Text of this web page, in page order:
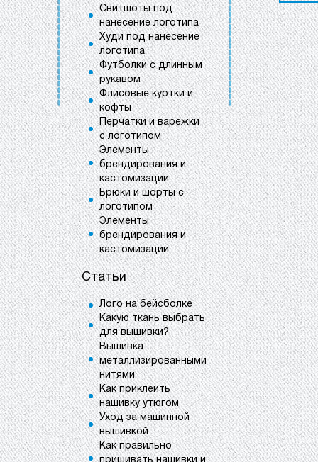
Свитшоты под
нанесение логотипа
Худи под нанесение
логотипа
Футболки с длинным
рукавом
Флисовые куртки и
кофты
Перчатки и варежки
с логотипом
Элементы
брендирования и
кастомизации
Брюки и шорты с
логотипом
Элементы
брендирования и
кастомизации
Статьи
Лого на бейсболке
Какую ткань выбрать
для вышивки?
Вышивка
металлизированными
нитями
Как приклеить
нашивку утюгом
Уход за машинной
вышивкой
Как правильно